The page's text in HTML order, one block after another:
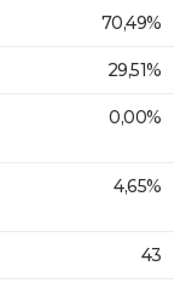
70,49%
29,51%
0,00%
4,65%
43